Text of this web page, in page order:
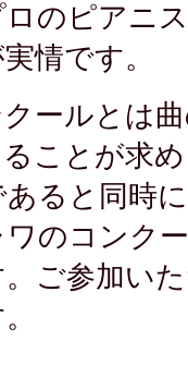
のピアニ
情です。
ールとは
ことが求
ると同時
のコンク
ご参加い